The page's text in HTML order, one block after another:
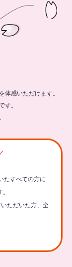
体感いただけます。
す。
たすべての方に
ただいた方、全